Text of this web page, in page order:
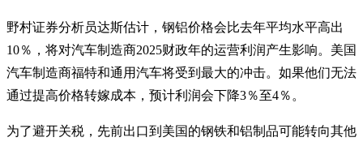
野村证券分析员达斯估计，钢铝价格会比去年平均水平高出
10％，将对汽车制造商2025财政年的运营利润产生影响。美国
汽车制造商福特和通用汽车将受到最大的冲击。如果他们无法
通过提高价格转嫁成本，预计利润会下降3％至4％。
为了避开关税，先前出口到美国的钢铁和铝制品可能转向其他